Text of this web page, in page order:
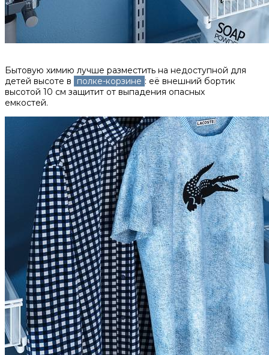
Бытовую химию лучше разместить на недоступной для
детей высоте в
полке-корзине : её внешний бортик
высотой 10 см защитит от выпадения опасных
емкостей.